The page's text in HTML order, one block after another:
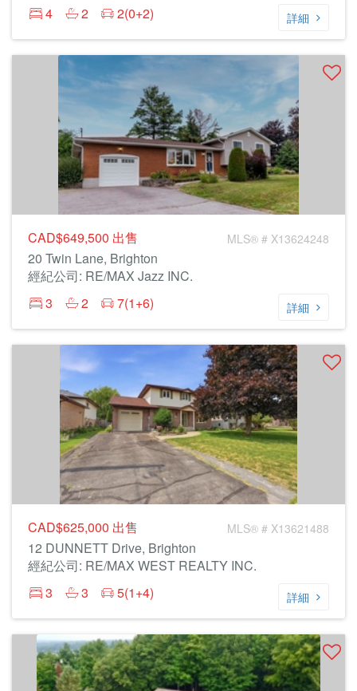
4
2 2(0+2) 詳細
CAD$649,500 出售 MLS® # X13624248
20 Twin Lane, Brighton
經紀公司: RE/MAX Jazz INC.
3
2 7(1+6) 詳細
CAD$625,000 出售 MLS® # X13621488
12 DUNNETT Drive, Brighton
經紀公司: RE/MAX WEST REALTY INC.
3
3 5(1+4) 詳細